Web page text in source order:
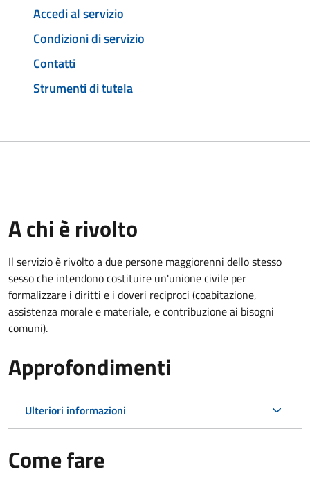
Accedi al servizio
Condizioni di servizio
Contatti
Strumenti di tutela
A chi è rivolto
Il servizio è rivolto a due persone maggiorenni dello stesso
sesso che intendono costituire un'unione civile per
formalizzare i diritti e i doveri reciproci (coabitazione,
assistenza morale e materiale, e contribuzione ai bisogni
comuni).
Approfondimenti
Ulteriori informazioni
Come fare